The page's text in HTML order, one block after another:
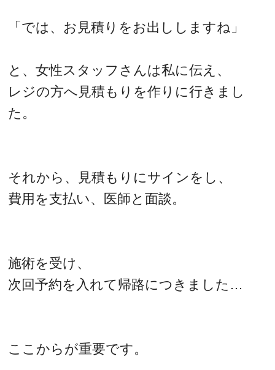
「では、お見積りをお出ししますね」
と、女性スタッフさんは私に伝え、
レジの方へ見積もりを作りに行きまし
た。
それから、見積もりにサインをし、
費用を支払い、医師と面談。
施術を受け、
次回予約を入れて帰路につきました…
ここからが重要です。